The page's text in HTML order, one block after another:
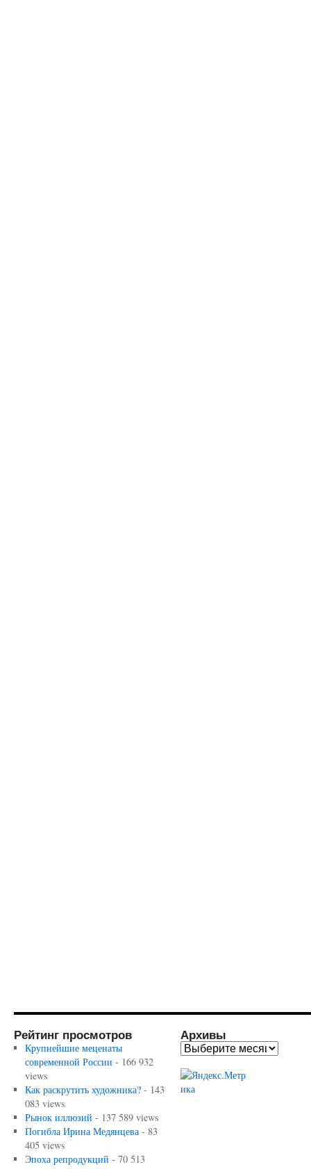
Рейтинг просмотров
Крупнейшие меценаты
современной России - 166 932
views
Как раскрутить художника?- 143
083 views
Рынок иллюзий - 137 589 views
Погибла Ирина Медянцева- 83
405 views
Эпоха репродукций - 70 513
Архивы